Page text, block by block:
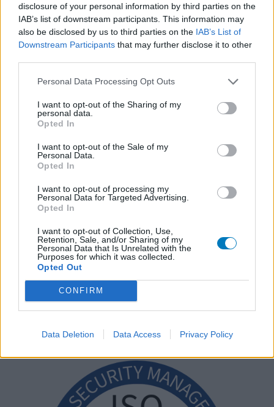
disclosure of your personal information by third parties on the
IAB’s list of downstream participants. This information may
also be disclosed by us to third parties on the IAB’s List of
Downstream Participants that may further disclose it to other
Personal Data Processing Opt Outs
I want to opt-out of the Sharing of my
personal data.
Opted In
I want to opt-out of the Sale of my
Personal Data.
Opted In
I want to opt-out of processing my
Personal Data for Targeted Advertising.
Opted In
I want to opt-out of Collection, Use,
Retention, Sale, and/or Sharing of my
Personal Data that Is Unrelated with the
Purposes for which it was collected.
Opted Out
CONFIRM
Data Deletion Data Access Privacy Policy